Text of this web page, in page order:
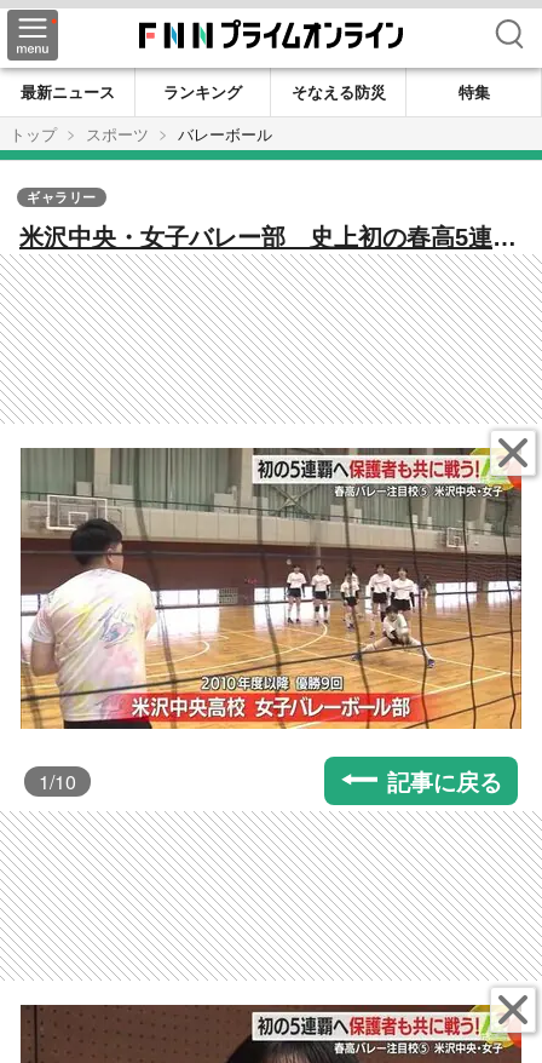
検索
最新ニュース ランキング そなえる防災
特集
トップ
スポーツ バレーボール
米沢中央・女子バレー部 史上初の春高5連覇
に挑む！ “笑顔でオレンジコートに立つ姿
を”保護者も熱望【山形発】
ギャラリー
1/10 記事に戻る